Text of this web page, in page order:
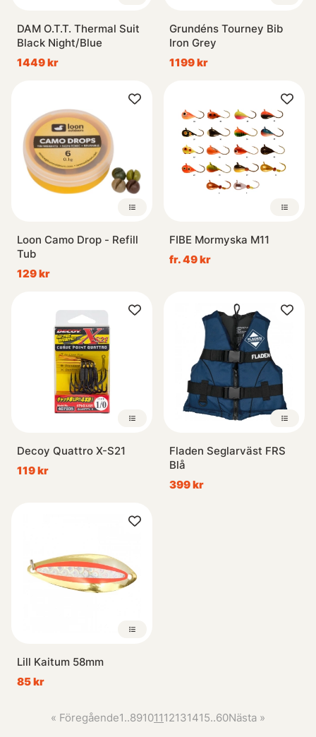
DAM O.T.T. Thermal Suit
Black Night/Blue
1449 kr
Grundéns Tourney Bib
Iron Grey
1199 kr
Loon Camo Drop - Refill
Tub
129 kr
FIBE Mormyska M11
fr. 49 kr
Decoy Quattro X-S21
119 kr
Fladen Seglarväst FRS
Blå
399 kr
Lill Kaitum 58mm
85 kr
« Föregående1..89101112131415..60Nästa »